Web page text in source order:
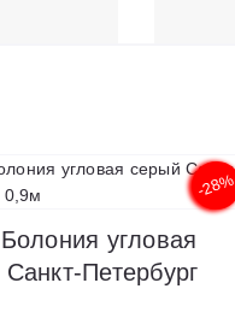
-28%
угловая
Петербург